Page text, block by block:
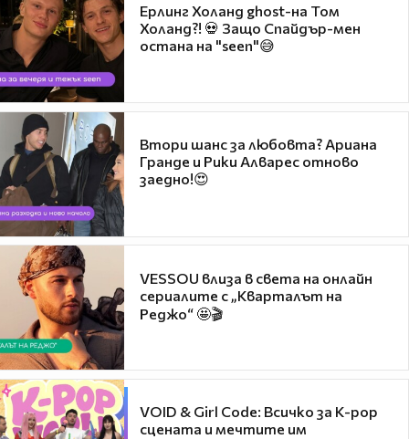
Ерлинг Холанд ghost-на Том
Холанд?! 💀 Защо Спайдър-мен
остана на "seen"😅
Втори шанс за любовта? Ариана
Гранде и Рики Алварес отново
заедно!😍
VESSOU влиза в света на онлайн
сериалите с „Кварталът на
Реджо“ 🤩🎬
VOID & Girl Code: Всичко за K-pop
сцената и мечтите им